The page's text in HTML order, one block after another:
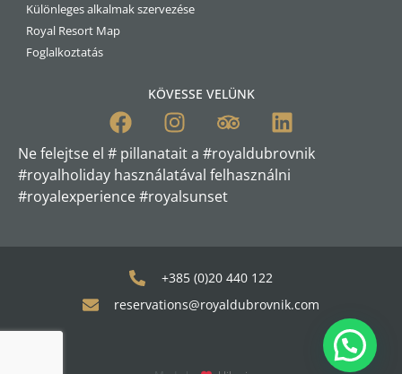
Különleges alkalmak szervezése
Royal Resort Map
Foglalkoztatás
KÖVESSE VELÜNK
Ne felejtse el # pillanatait a #royaldubrovnik
#royalholiday használatával felhasználni
#royalexperience #royalsunset
+385 (0)20 440 122
reservations@royaldubrovnik.com